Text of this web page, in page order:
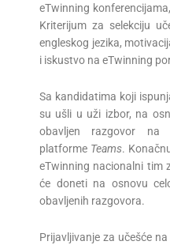
eTwinning
Kriterijum za selekciju
engleskog jezika,
i iskustvo na eTwinning
Sa kandidatima koji
su ušli u uži izbor, na
obavljen razgovor na
platforme Teams.
eTwinning nacionalni tim
će doneti na osnovu
obavljenih razgovora.
Prijavljivanje za učešće